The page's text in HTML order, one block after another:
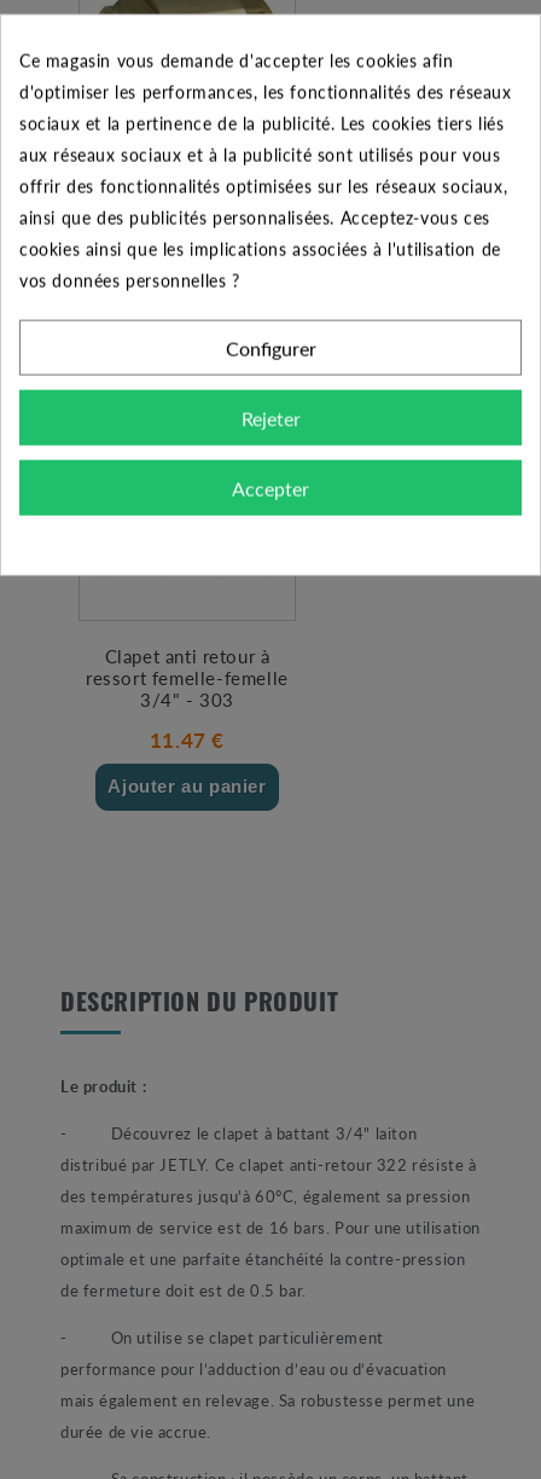
Clapet anti retour à
ressort femelle-femelle
3/4" - 305
14.45 €
Ajouter au panier
Clapet anti retour à
ressort femelle-femelle
3/4" - 303
11.47 €
Ajouter au panier
DESCRIPTION DU PRODUIT
Le produit :
- Découvrez le clapet à battant 3/4" laiton
distribué par JETLY. Ce clapet anti-retour 322 résiste à
des températures jusqu'à 60°C, également sa pression
maximum de service est de 16 bars. Pour une utilisation
optimale et une parfaite étanchéité la contre-pression
de fermeture doit est de 0.5 bar.
- On utilise se clapet particulièrement
performance pour l’adduction d’eau ou d’évacuation
mais également en relevage. Sa robustesse permet une
durée de vie accrue.
Ce magasin vous demande d'accepter les cookies afin
d'optimiser les performances, les fonctionnalités des réseaux
sociaux et la pertinence de la publicité. Les cookies tiers liés
aux réseaux sociaux et à la publicité sont utilisés pour vous
offrir des fonctionnalités optimisées sur les réseaux sociaux,
ainsi que des publicités personnalisées. Acceptez-vous ces
cookies ainsi que les implications associées à l'utilisation de
vos données personnelles ?
Configurer
Rejeter
Accepter